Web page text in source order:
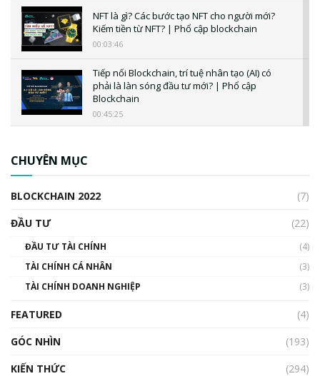
NFT là gì? Các bước tạo NFT cho người mới?
Kiếm tiền từ NFT? | Phổ cập blockchain
00:03:46
Tiếp nối Blockchain, trí tuệ nhân tạo (AI) có
phải là làn sóng đầu tư mới? | Phổ cập
Blockchain
00:45:25
00:02:14
Nhìn lại năm 2022: Những sự kiện ảnh hưởng
đến hệ sinh thái tiền mã hoá | Phổ cập
CHUYÊN MỤC
BLOCKCHAIN 2022
(7)
ĐẦU TƯ
(22)
ĐẦU TƯ TÀI CHÍNH
(4)
TÀI CHÍNH CÁ NHÂN
(3)
TÀI CHÍNH DOANH NGHIỆP
(3)
FEATURED
(4)
GÓC NHÌN
(193)
KIẾN THỨC
(294)